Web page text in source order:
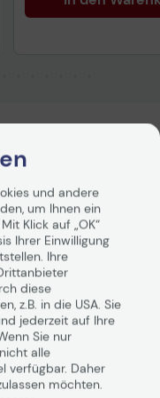
Strichgenauigkeit
Drucken.
Original HP
Druckerals
wurde, erhalten Sie
um präzise Linien,
bereitzustellen.
Sie mit klaren,
können.
Weise
und andere
um Ihnen ein
Klick auf „OK“
Ihrer Einwilligung
Ihre
diese
z.B. in die USA. Sie
jederzeit auf Ihre
Sie nur
alle
verfügbar. Daher
möchten.